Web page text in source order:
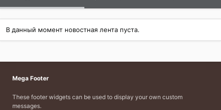
В данный момент новостная лента пуста.
Mega Footer
These footer widgets can be used to display your own custom
messages.